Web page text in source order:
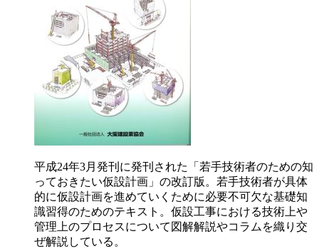
平成24年3月発刊に発刊された「若手技術者のための知
っておきたい仮設計画」の改訂版。若手技術者が具体
的に仮設計画を進めていくために必要不可欠な基礎知
識習得のためのテキスト。仮設工事における技術上や
管理上のプロセスについて図解解説やコラムを織り交
ぜ解説している。